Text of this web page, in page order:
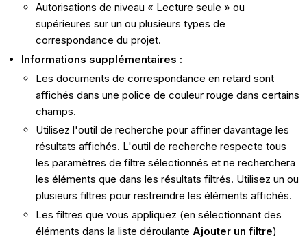
Autorisations de niveau « Lecture seule » ou
supérieures sur un ou plusieurs types de
correspondance du projet.
Informations supplémentaires :
Les documents de correspondance en retard sont
affichés dans une police de couleur rouge dans certains
champs.
Utilisez l'outil de recherche pour affiner davantage les
résultats affichés. L'outil de recherche respecte tous
les paramètres de filtre sélectionnés et ne recherchera
les éléments que dans les résultats filtrés. Utilisez un ou
plusieurs filtres pour restreindre les éléments affichés.
Les filtres que vous appliquez (en sélectionnant des
éléments dans la liste déroulante Ajouter un filtre)